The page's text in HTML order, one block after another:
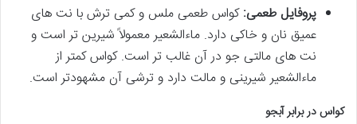
پروفایل طعمی:کواس طعمی ملس و کمی ترش با نت های
عمیق نان و خاکی دارد. ماءالشعیر معمولاً شیرین تر است و
نت های مالتی جو در آن غالب تر است. کواس کمتر از
ماءالشعیر شیرینی و مالت دارد و ترشی آن مشهودتر است.
کواس در برابر آبجو